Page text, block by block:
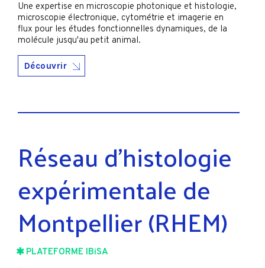
Une expertise en microscopie photonique et histologie,
microscopie électronique, cytométrie et imagerie en
flux pour les études fonctionnelles dynamiques, de la
molécule jusqu'au petit animal.
Découvrir
Réseau d'histologie
expérimentale de
Montpellier (RHEM)
PLATEFORME IBiSA